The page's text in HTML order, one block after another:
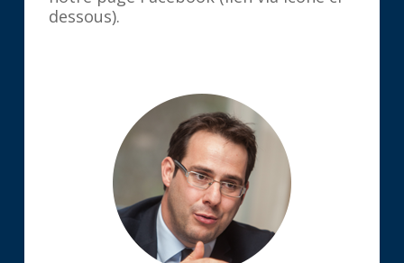
dessous).